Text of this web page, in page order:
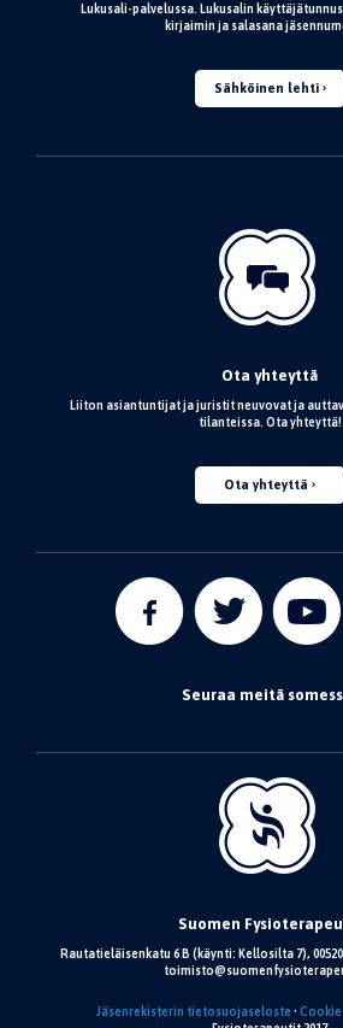
Lukusali-palvelussa. Lukusalin
kirjaimin ja salasana
Sähköinen lehti
Ota yhteyttä
Liiton asiantuntijat ja juristit neuvovat ja
tilanteissa. Ota yhteyttä!
Ota yhteyttä
Seuraa meitä
Suomen
Rautatieläisenkatu 6 B (käynti: Kellosilta 7), 00520
Jäsenrekisterin tietosuojaseloste •